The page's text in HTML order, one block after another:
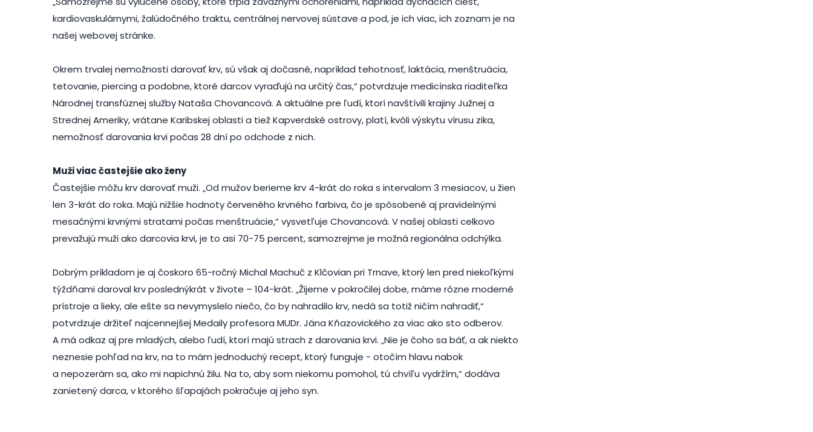
kardiovaskulárnymi, žalúdočného traktu, centrálnej nervovej sústave a pod, je ich viac, ich zoznam je na
našej webovej stránke.
Okrem trvalej nemožnosti darovať krv, sú však aj dočasné, napríklad tehotnosť, laktácia, menštruácia,
tetovanie, piercing a podobne, ktoré darcov vyraďujú na určitý čas,“ potvrdzuje medicínska riaditeľka
Národnej transfúznej služby Nataša Chovancová. A aktuálne pre ľudí, ktorí navštívili krajiny Južnej a
Strednej Ameriky, vrátane Karibskej oblasti a tiež Kapverdské ostrovy, platí, kvôli výskytu vírusu zika,
nemožnosť darovania krvi počas 28 dní po odchode z nich.
Muži viac častejšie ako ženy
Častejšie môžu krv darovať muži. „Od mužov berieme krv 4-krát do roka s intervalom 3 mesiacov, u žien
len 3-krát do roka. Majú nižšie hodnoty červeného krvného farbiva, čo je spôsobené aj pravidelnými
mesačnými krvnými stratami počas menštruácie,“ vysvetľuje Chovancová. V našej oblasti celkovo
prevažujú muži ako darcovia krvi, je to asi 70-75 percent, samozrejme je možná regionálna odchýlka.
Dobrým príkladom je aj čoskoro 65-ročný Michal Machuč z Klčovian pri Trnave, ktorý len pred niekoľkými
týždňami daroval krv poslednýkrát v živote – 104-krát. „Žijeme v pokročilej dobe, máme rôzne moderné
prístroje a lieky, ale ešte sa nevymyslelo niečo, čo by nahradilo krv, nedá sa totiž ničím nahradiť,“
potvrdzuje držiteľ najcennejšej Medaily profesora MUDr. Jána Kňazovického za viac ako sto odberov.
A má odkaz aj pre mladých, alebo ľudí, ktorí majú strach z darovania krvi. „Nie je čoho sa báť, a ak niekto
neznesie pohľad na krv, na to mám jednoduchý recept, ktorý funguje - otočím hlavu nabok
a nepozerám sa, ako mi napichnú žilu. Na to, aby som niekomu pomohol, tú chvíľu vydržím,“ dodáva
zanietený darca, v ktorého šľapajách pokračuje aj jeho syn.